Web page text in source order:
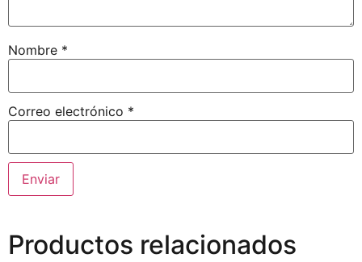
Nombre *
Correo electrónico *
Productos relacionados